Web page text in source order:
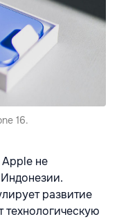
16.
Apple не
развитие
технологическую